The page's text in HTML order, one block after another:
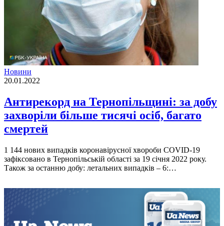
Новини
20.01.2022
Антирекорд на Тернопільщині: за добу
захворіли більше тисячі осіб, багато
смертей
1 144 нових випадків коронавірусної хвороби COVID-19
зафіксовано в Тернопільській області за 19 січня 2022 року.
Також за останню добу: летальних випадків – 6:…